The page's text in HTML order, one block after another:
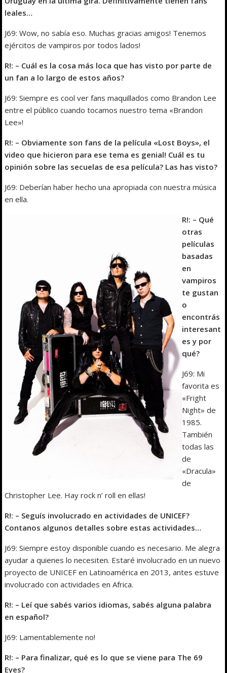
leales…
J69: Wow, no sabía eso. Muchas gracias amigos! Tenemos
ejércitos de vampiros por todos lados!
R!: – Cuál es la cosa más loca que has visto por parte de
un fan a lo largo de estos años?
J69: Siempre es cool ver fans maquillados como Brandon Lee
entre el público cuando tocamos nuestro tema «Brandon
Lee»!
R!: – Obviamente son fans de la película «Lost Boys», el
video que hicieron para ese tema es genial! Cuál es tu
opinión sobre las secuelas de esa película? Las has visto?
J69: Deberían haber hecho una apropiada con nuestra música
en ella.
R!: – Qué
otras
películas
basadas
en
vampiros
te gustan
o
encontrás
interesant
es y por
qué?
J69: Mi
favorita es
«Fright
Night» de
1985.
También
todas las
de
«Dracula»
de
Christopher Lee. Hay rock n’ roll en ellas!
R!: – Seguís involucrado en actividades de UNICEF?
Contanos algunos detalles sobre estas actividades…
J69: Siempre estoy disponible cuando es necesario. Me alegra
ayudar a quienes lo necesiten. Estaré involucrado en un nuevo
proyecto de UNICEF en Latinoamérica en 2013, antes estuve
involucrado con actividades en Africa.
R!: – Leí que sabés varios idiomas, sabés alguna palabra
en español?
J69: Lamentablemente no!
R!: – Para finalizar, qué es lo que se viene para The 69
Eyes?